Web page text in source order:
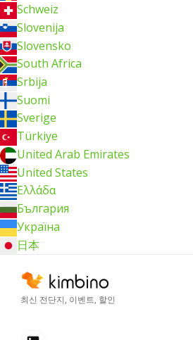
Schweiz
Slovenija
Slovensko
South Africa
Srbija
Suomi
Sverige
Türkiye
United Arab Emirates
United States
Ελλάδα
България
Україна
日本
최신 전단지, 이벤트, 할인